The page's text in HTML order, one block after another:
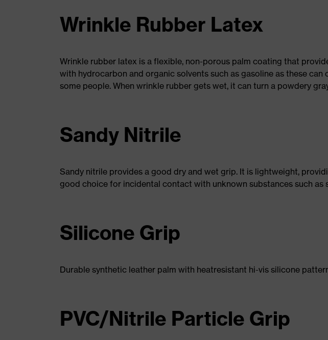
Wrinkle Rubber Latex
Wrinkle rubber latex is a flexible, non-porous palm coating that
with hydrocarbon and organic solvents such as gasoline as these
some people. When wrinkle rubber gets wet, it can turn a powdery
Sandy Nitrile
Sandy nitrile provides a good dry and wet grip. It is lightweight,
good choice for incidental contact with unknown substances such as
Silicone Grip
Durable synthetic leather palm with heatresistant hi-vis silicone
PVC/Nitrile Particle Grip